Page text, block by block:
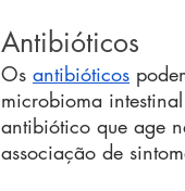
Antibióticos
Os antibióticos
microbioma
antibiótico que age
associação de